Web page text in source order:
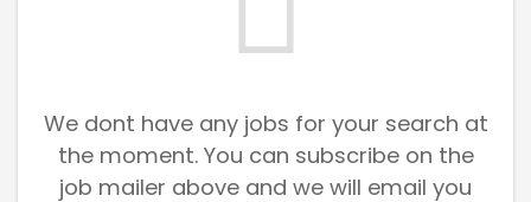
We dont have any jobs for your search at
the moment. You can subscribe on the
job mailer above and we will email you